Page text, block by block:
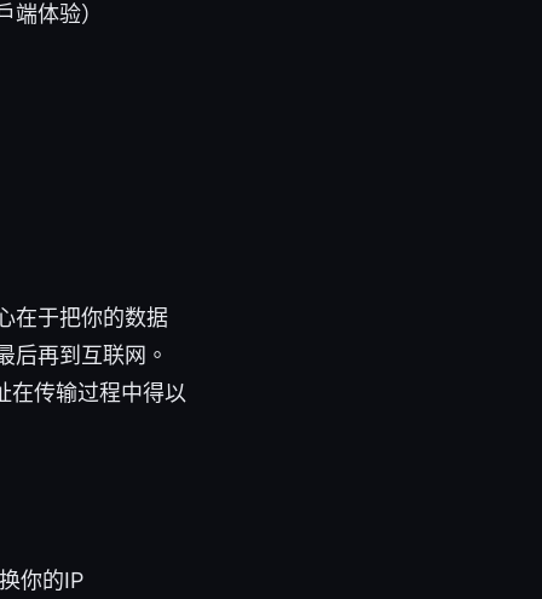
体验）
在于把你的数据
后再到互联网。
在传输过程中得以
你的IP